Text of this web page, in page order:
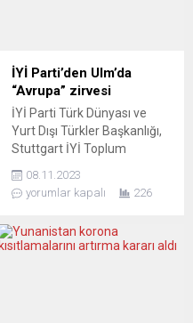
diplomat ve büyükelçilik
personelini sınır dışı etme
kararlarının, İspanya’nın,
Rusya’nın Ukrayna’daki
eylemlerini...
İYİ Parti’den Ulm’da
“Avrupa” zirvesi
İYİ Parti Türk Dünyası ve
Yurt Dışı Türkler Başkanlığı,
Stuttgart İYİ Toplum
sahipliğinde Almanya’nın
Ulm şehrinde Avrupa zirvesi
çalıştayına Türkiye’den İYİ
08.11.2023
yorumlar kapalı
226